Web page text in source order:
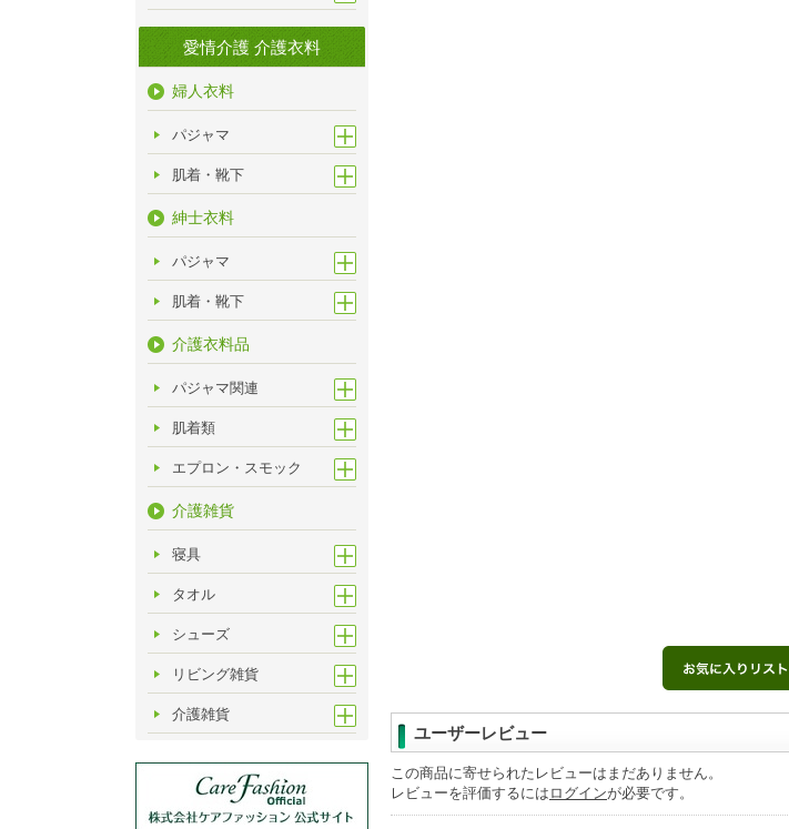
愛情介護 介護衣料
婦人衣料
パジャマ
肌着・靴下
紳士衣料
パジャマ
肌着・靴下
介護衣料品
パジャマ関連
肌着類
エプロン・スモック
介護雑貨
寝具
タオル
シューズ
リビング雑貨
介護雑貨
ユーザーレビュー
この商品に寄せられたレビューはまだありません。
レビューを評価するには ログインが必要です。